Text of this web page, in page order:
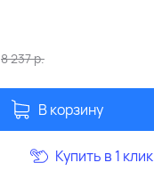
8 237р.
В корзину
Купить в 1 клик